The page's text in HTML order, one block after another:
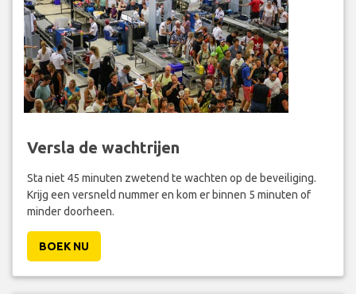
Versla de wachtrijen
Sta niet 45 minuten zwetend te wachten op de beveiliging.
Krijg een versneld nummer en kom er binnen 5 minuten of
minder doorheen.
BOEK NU